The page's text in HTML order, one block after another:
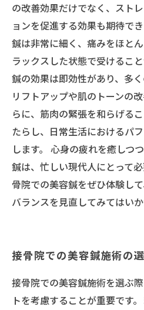
の改善効果だけでなく、スト
ョンを促進する効果も期待で
鍼は非常に細く、痛みをほと
ラックスした状態で受けるこ
鍼の効果は即効性があり、多
リフトアップや肌のトーンの
らに、筋肉の緊張を和らげる
たらし、日常生活におけるパ
します。 心身の疲れを癒しつ
鍼は、忙しい現代人にとって
骨院での美容鍼をぜひ体験し
バランスを見直してみてはいか
接骨院での美容鍼施術の
接骨院での美容鍼施術を選ぶ
トを考慮することが重要です